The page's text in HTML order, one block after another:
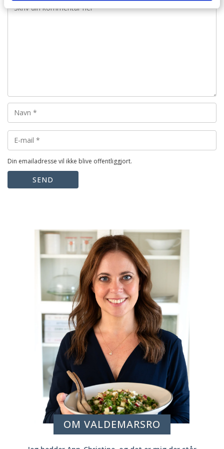
Din emailadresse vil ikke blive offentliggjort.
SEND
OM VALDEMARSRO